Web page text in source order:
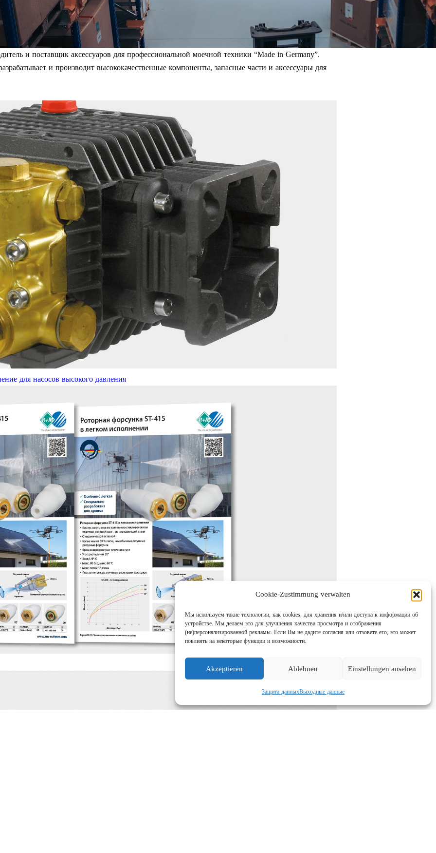
Cookie-Zustimmung verwalten
Мы используем такие технологии, как cookies, для хранения и/или доступа к информации об
устройстве. Мы делаем это для улучшения качества просмотра и отображения
(не)персонализированной рекламы. Если Вы не дадите согласия или отзовете его, это может
повлиять на некоторые функции и возможности.
Akzeptieren Ablehnen Einstellungen ansehen
Защита данныхВыходные данные
и поставщик аксессуаров для профессиональной моечной техники “Made in Germany”.
и производит высококачественные компоненты, запасные части и аксессуары для
для насосов высокого давления